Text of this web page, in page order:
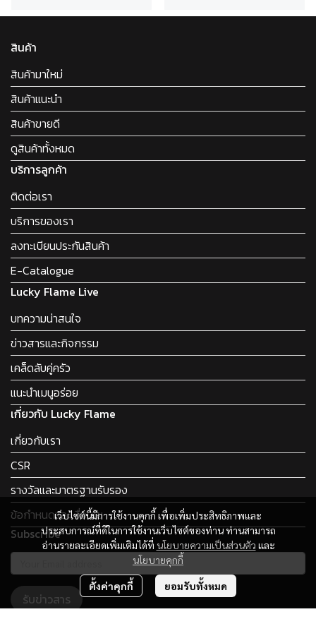
เว็บไซต์นี้มีการใช้งานคุกกี้ เพื่อเพิ่มประสิทธิภาพและ
ประสบการณ์ที่ดีในการใช้งานเว็บไซต์ของท่าน ท่านสามารถ
อ่านรายละเอียดเพิ่มเติมได้ที่ นโยบายความเป็นส่วนตัว และ
นโยบายคุกกี้
ตั้งค่าคุกกี้ ยอมรับทั้งหมด
สินค้า
สินค้ามาใหม่
สินค้าแนะนำ
สินค้าขายดี
ดูสินค้าทั้งหมด
บริการลูกค้า
ติดต่อเรา
บริการของเรา
ลงทะเบียนประกันสินค้า
E-Catalogue
Lucky Flame Live
บทความน่าสนใจ
ข่าวสารและกิจกรรม
เคล็ดลับคู่ครัว
แนะนำเมนูอร่อย
เกี่ยวกับ Lucky Flame
เกี่ยวกับเรา
CSR
รางวัลและมาตรฐานรับรอง
ข้อกำหนดและเงื่อนไข
Subscribe
รับข่าวสาร